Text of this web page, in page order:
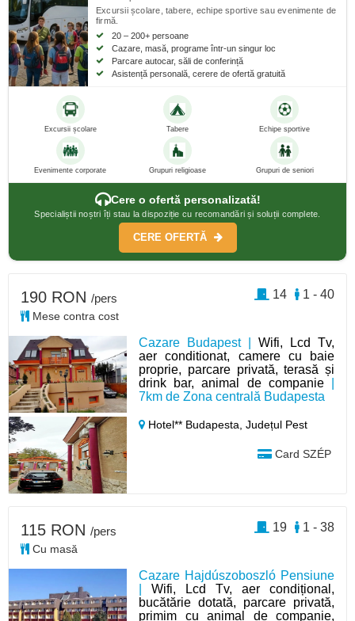
Excursii școlare, tabere, echipe sportive sau evenimente de
firmă.
20 – 200+ persoane
Cazare, masă, programe într-un singur loc
Parcare autocar, săli de conferință
Asistență personală, cerere de ofertă gratuită
Excursii școlare Tabere Echipe sportive
Evenimente corporate Grupuri religioase Grupuri de seniori
Cere o ofertă personalizată!
Specialiștii noștri îți stau la dispoziție cu recomandări și soluții complete.
CERE OFERTĂ
Cazare Budapest |Wifi, Lcd Tv,
aer conditionat, camere cu baie
proprie, parcare privată, terasă și
drink bar, animal de companie|
7km de Zona centrală Budapesta
Hotel** Budapesta,Județul Pest
Card SZÉP
190 RON /pers
Mese contra cost
1 - 40
14
Cazare Hajdúszoboszló Pensiune
|Wifi, Lcd Tv, aer condițional,
bucătărie dotată, parcare privată,
primim cu animal de companie,
115 RON /pers
Cu masă
1 - 38
19